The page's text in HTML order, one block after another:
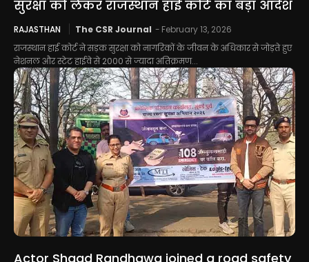
सुरक्षा को लेकर राजस्थान हाई कोर्ट का बड़ा आदेश
RAJASTHAN The CSR Journal - February 13, 2026
राजस्थान हाई कोर्ट ने सड़क सुरक्षा को नागरिकों के जीवन के अधिकार से जोड़ते हुए
नेशनल और स्टेट हाईवे से 2000 से ज्यादा अतिक्रमण...
Actor Shaad Randhawa joined a road safety